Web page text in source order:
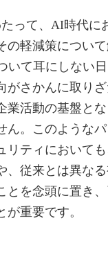
って、AI時代に
の軽減策について
いて耳にしない
がさかんに取り
業活動の基盤と
ん。このような
リティにおいて
、従来とは異な
とを念頭に置き
重要です。